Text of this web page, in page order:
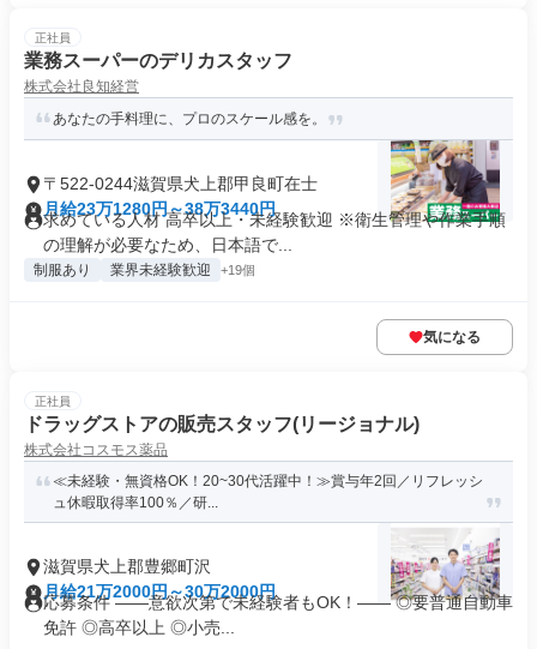
正社員
業務スーパーのデリカスタッフ
株式会社良知経営
あなたの手料理に、プロのスケール感を。
〒522-0244滋賀県犬上郡甲良町在士
月給23万1280円～38万3440円
求めている人材 高卒以上・未経験歓迎 ※衛生管理や作業手順
の理解が必要なため、日本語で...
制服あり 業界未経験歓迎 +19個
気になる
正社員
ドラッグストアの販売スタッフ(リージョナル)
株式会社コスモス薬品
≪未経験・無資格OK！20~30代活躍中！≫賞与年2回／リフレッシ
ュ休暇取得率100％／研...
滋賀県犬上郡豊郷町沢
月給21万2000円～30万2000円
応募条件 ――意欲次第で未経験者もOK！―― ◎要普通自動車
免許 ◎高卒以上 ◎小売...